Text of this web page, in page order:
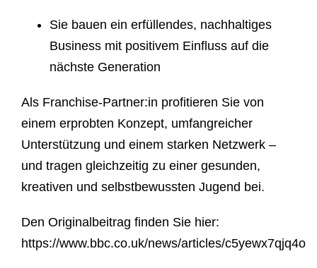
Sie bauen ein erfüllendes, nachhaltiges
Business mit positivem Einfluss auf die
nächste Generation
Als Franchise-Partner:in profitieren Sie von
einem erprobten Konzept, umfangreicher
Unterstützung und einem starken Netzwerk –
und tragen gleichzeitig zu einer gesunden,
kreativen und selbstbewussten Jugend bei.
Den Originalbeitrag finden Sie hier:
https://www.bbc.co.uk/news/articles/c5yewx7qjq4o